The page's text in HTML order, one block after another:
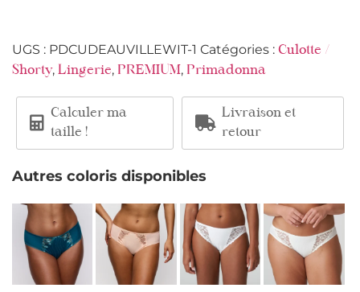
UGS : PDCUDEAUVILLEWIT-1 Catégories : Culotte /
Shorty, Lingerie, PREMIUM, Primadonna
Calculer ma
taille !
Livraison et
retour
Autres coloris disponibles